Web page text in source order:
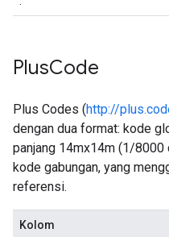
PlusCode
Plus Codes (http://
dengan dua format: kode
panjang 14mx14m (1/8000
kode gabungan, yang
referensi.
Kolom